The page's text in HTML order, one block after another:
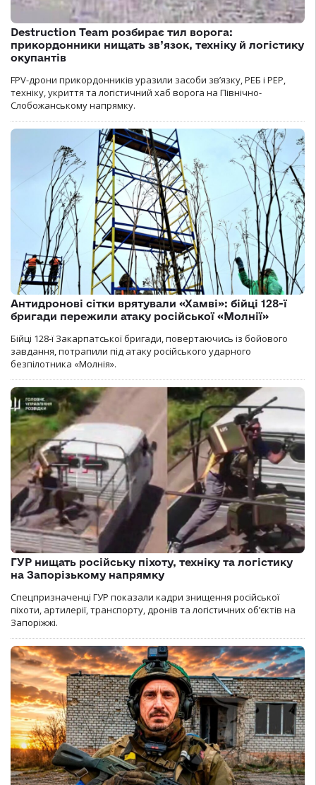
Destruction Team розбирає тил ворога:
прикордонники нищать зв’язок, техніку й логістику
окупантів
FPV-дрони прикордонників уразили засоби зв’язку, РЕБ і РЕР,
техніку, укриття та логістичний хаб ворога на Північно-
Слобожанському напрямку.
Антидронові сітки врятували «Хамві»: бійці 128-ї
бригади пережили атаку російської «Молнії»
Бійці 128-ї Закарпатської бригади, повертаючись із бойового
завдання, потрапили під атаку російського ударного
безпілотника «Молнія».
ГУР нищать російську піхоту, техніку та логістику
на Запорізькому напрямку
Спецпризначенці ГУР показали кадри знищення російської
піхоти, артилерії, транспорту, дронів та логістичних об’єктів на
Запоріжжі.